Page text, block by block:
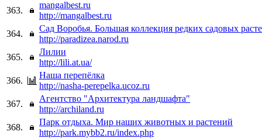
363.
mangalbest.ru
http://mangalbest.ru
364.
Сад Воробья. Большая коллекция редких садовых
http://paradizea.narod.ru
365.
Лилии
http://lili.at.ua/
366.
Наша перепёлка
http://nasha-perepelka.ucoz.ru
367.
Агентство "Архитектура ландшафта"
http://archiland.ru
368.
Парк отдыха. Мир наших животных и растений
http://park.mybb2.ru/index.php